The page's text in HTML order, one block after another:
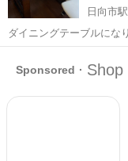
日向市駅